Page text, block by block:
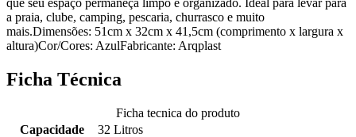
que seu espaço permaneça limpo e organizado. Ideal para levar para
a praia, clube, camping, pescaria, churrasco e muito
mais.Dimensões: 51cm x 32cm x 41,5cm (comprimento x largura x
altura)Cor/Cores: AzulFabricante: Arqplast
Ficha Técnica
Ficha tecnica do produto
Capacidade
32 Litros